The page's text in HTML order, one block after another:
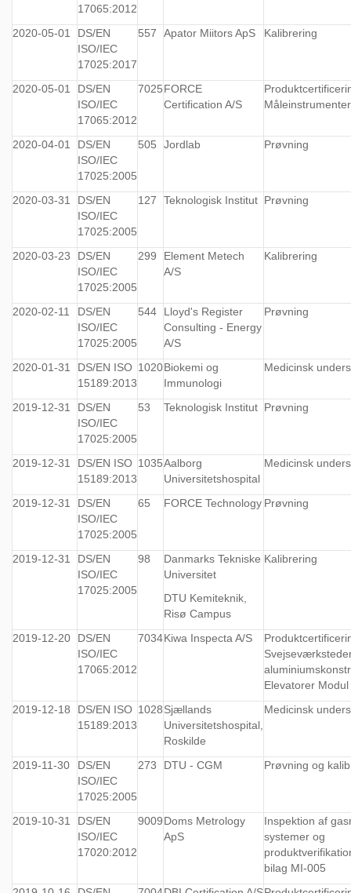
17065:2012
2020-05-01
DS/EN
ISO/IEC
17025:2017
557 Apator Miitors ApS Kalibrering
2020-05-01
DS/EN
ISO/IEC
17065:2012
7025FORCE
Certification A/S
Måleinstrumenter
2020-04-01
DS/EN
ISO/IEC
17025:2005
505 Jordlab Prøvning
2020-03-31
DS/EN
ISO/IEC
17025:2005
127 Teknologisk Institut Prøvning
2020-03-23
DS/EN
ISO/IEC
17025:2005
299
Element Metech
A/S
Kalibrering
2020-02-11
DS/EN
ISO/IEC
17025:2005
544
Lloyd's Register
Consulting - Energy
A/S
Prøvning
2020-01-31
DS/EN ISO
15189:2013
1020Biokemi og
Immunologi
Medicinsk
2019-12-31
DS/EN
ISO/IEC
17025:2005
53 Teknologisk Institut Prøvning
2019-12-31
DS/EN ISO
15189:2013
1035Aalborg
Universitetshospital
Medicinsk
2019-12-31
DS/EN
ISO/IEC
17025:2005
65 FORCE Technology Prøvning
2019-12-31
DS/EN
ISO/IEC
17025:2005
98
Danmarks Tekniske
Universitet
DTU Kemiteknik,
Risø Campus
Kalibrering
2019-12-20
DS/EN
ISO/IEC
17065:2012
7034Kiwa Inspecta A/S
Elevatorer Modul
2019-12-18
DS/EN ISO
15189:2013
1028Sjællands
Universitetshospital,
Roskilde
Medicinsk
2019-11-30
DS/EN
ISO/IEC
17025:2005
273 DTU - CGM Prøvning og
2019-10-31
DS/EN
ISO/IEC
17020:2012
9009Doms Metrology
ApS
Inspektion af
systemer og
bilag MI-005